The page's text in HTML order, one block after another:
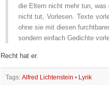
die Eltern nicht mehr tun,
nicht tut, Vorlesen. Texte
ohne sie mit diesen
sondern einfach Gedichte
Recht hat er.
Tags: Alfred Lichtenstein • Lyrik